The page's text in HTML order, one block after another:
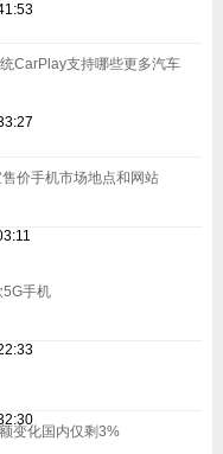
CarPlay支持哪些更多汽车
价手机市场地点和网站
手机
变化国内仅剩3%